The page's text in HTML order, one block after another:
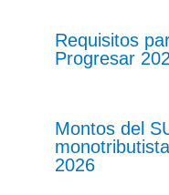
Requisitos
Progresar
Montos del
2026